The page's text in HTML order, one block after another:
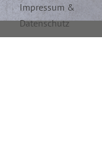
Impressum &
Datenschutz